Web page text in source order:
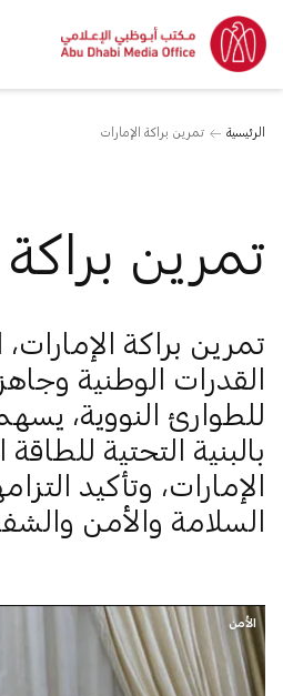
الرئيسية تمرين براكة الإمارات
تمرين براكة
تمرين براكة
القدرات الوطنية
للطوارئ النووية،
بالبنية التحتية
الإمارات، وتأكيد
السلامة والأمن
الأمن